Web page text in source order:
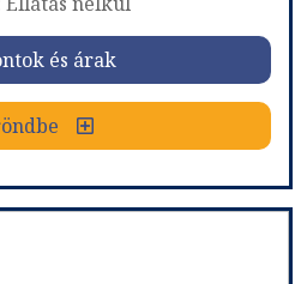
és árak
és árak
falu - 1 napos túra